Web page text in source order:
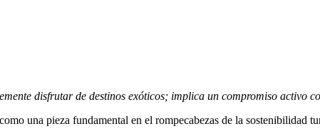
disfrutar de destinos exóticos; implica un compromiso activo
una pieza fundamental en el rompecabezas de la sostenibilidad